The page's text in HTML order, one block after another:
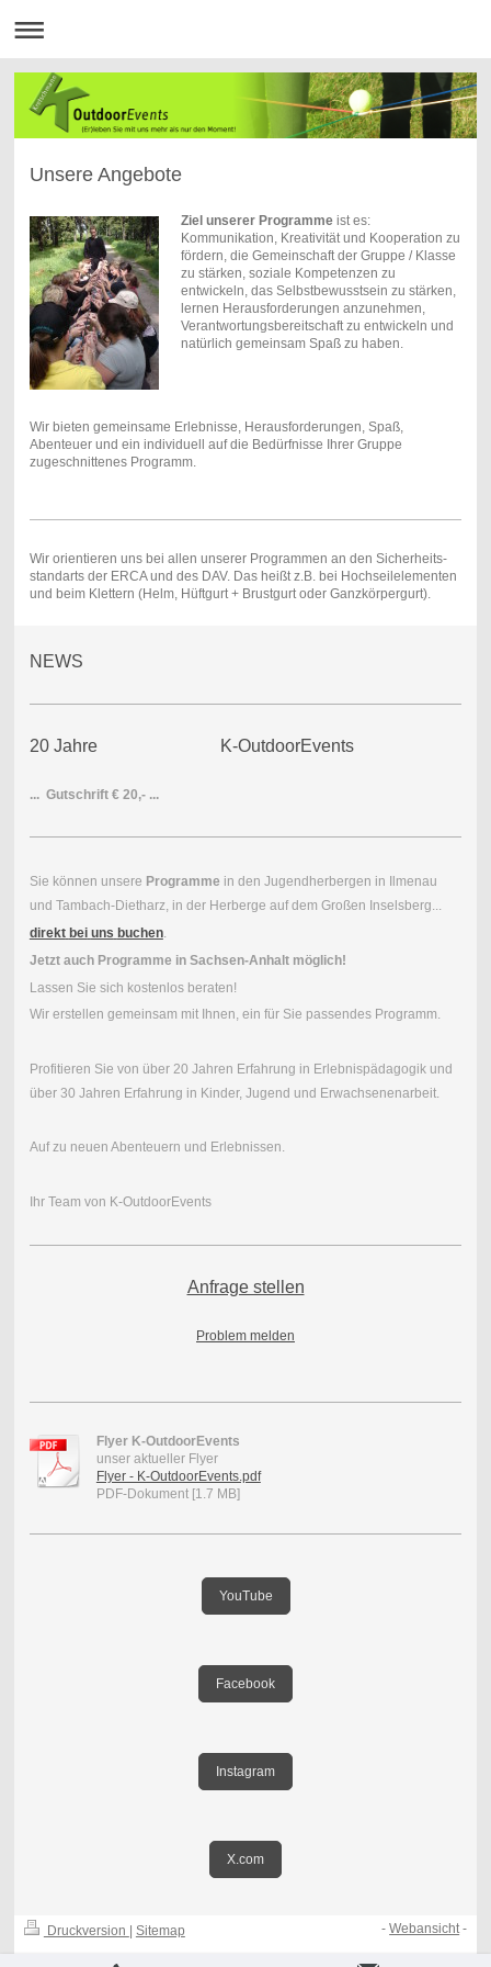
Unsere Angebote
Ziel unserer Programmeist es:
Kommunikation, Kreativität und Kooperation zu
fördern, die Gemeinschaft der Gruppe / Klasse
zu stärken, soziale Kompetenzen zu
entwickeln, das Selbstbewusstsein zu stärken,
lernen Herausforderungen anzunehmen,
Verantwortungsbereitschaft zu entwickeln und
natürlich gemeinsam Spaß zu haben.
Wir bieten gemeinsame Erlebnisse, Herausforderungen, Spaß,
Abenteuer und ein individuell auf die Bedürfnisse Ihrer Gruppe
zugeschnittenes Programm.
Wir orientieren uns bei allen unserer Programmen an den Sicherheits-
standarts der ERCA und des DAV. Das heißt z.B. bei Hochseilelementen
und beim Klettern (Helm, Hüftgurt + Brustgurt oder Ganzkörpergurt).
NEWS
20 Jahre K-OutdoorEvents
... Gutschrift € 20,- ...
Sie können unsere Programme in den Jugendherbergen in Ilmenau
und Tambach-Dietharz, in der Herberge auf dem Großen Inselsberg...
direkt bei uns buchen.
Jetzt auch Programme in Sachsen-Anhalt möglich!
Lassen Sie sich kostenlos beraten!
Wir erstellen gemeinsam mit Ihnen, ein für Sie passendes Programm.
Profitieren Sie von über 20 Jahren Erfahrung in Erlebnispädagogik und
über 30 Jahren Erfahrung in Kinder, Jugend und Erwachsenenarbeit.
Auf zu neuen Abenteuern und Erlebnissen.
Ihr Team von K-OutdoorEvents
Anfrage stellen
Problem melden
Flyer K-OutdoorEvents
unser aktueller Flyer
Flyer - K-OutdoorEvents.pdf
PDF-Dokument [1.7 MB]
YouTube
Facebook
Instagram
X.com
Druckversion | Sitemap -Webansicht -